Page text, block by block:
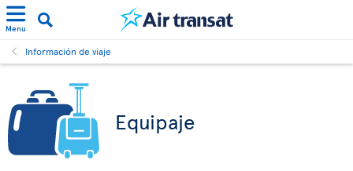
Menu
Información de viaje
Equipaje